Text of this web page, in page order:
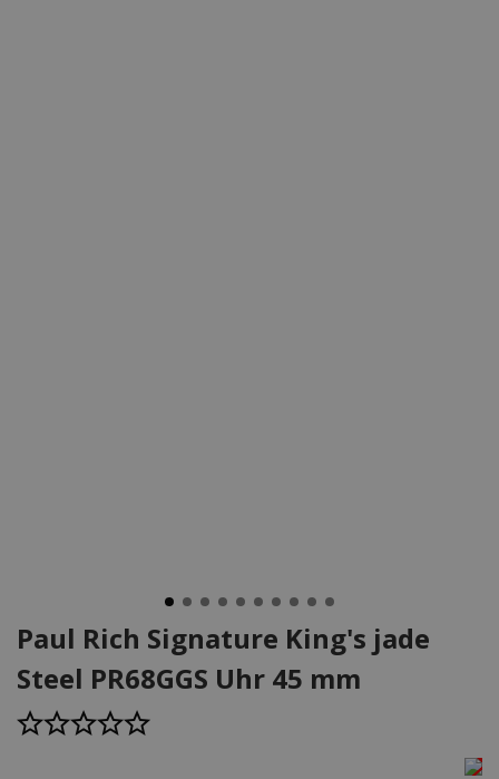
Paul Rich Signature King's jade
Steel PR68GGS Uhr 45 mm